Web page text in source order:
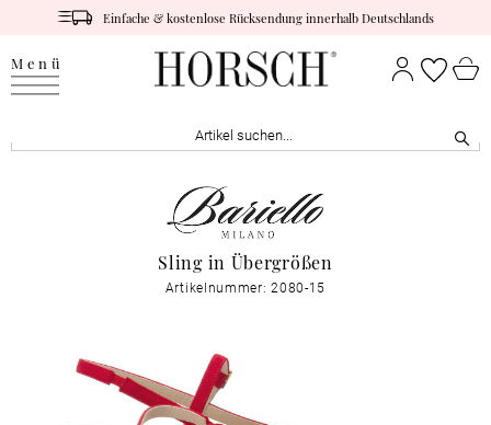
Einfache & kostenlose Rücksendung innerhalb Deutschlands
Menü
Sling in Übergrößen
Artikelnummer: 2080-15